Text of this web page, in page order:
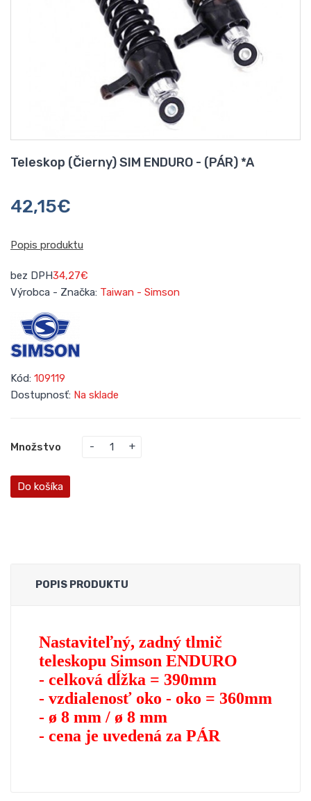
Teleskop (Čierny) SIM ENDURO - (PÁR) *A
42,15€
Popis produktu
bez DPH34,27€
Výrobca - Značka: Taiwan - Simson
Kód: 109119
Dostupnosť: Na sklade
Množstvo
Do košíka
POPIS PRODUKTU
Nastaviteľný, zadný tlmič
teleskopu Simson ENDURO
- celková dĺžka = 390mm
- vzdialenosť oko - oko = 360mm
- ø 8 mm / ø 8 mm
- cena je uvedená za PÁR